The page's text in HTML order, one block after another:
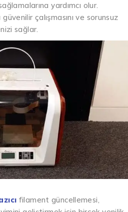
yardımcı olur.
çalışmasını ve sorunsuz
sağlar.
filament güncellemesi,